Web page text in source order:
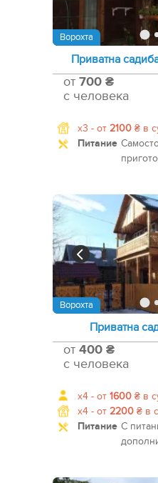
Ворохта
Приватна
от 700 ₴
с человека
x3 - от 2100 ₴ в
Питание
Ворохта
Приватна
от 400 ₴
с человека
x4 - от 1600 ₴ в
x4 - от 2200 ₴ в
Питание С